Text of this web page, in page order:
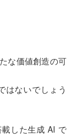
な価値創造の可
はないでしょう
した生成 AI で